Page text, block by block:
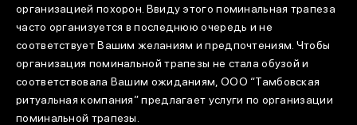
организацией похорон. Ввиду этого поминальная трапеза
часто организуется в последнюю очередь и не
соответствует Вашим желаниям и предпочтениям. Чтобы
организация поминальной трапезы не стала обузой и
соответствовала Вашим ожиданиям, ООО “Тамбовская
ритуальная компания” предлагает услуги по организации
поминальной трапезы.